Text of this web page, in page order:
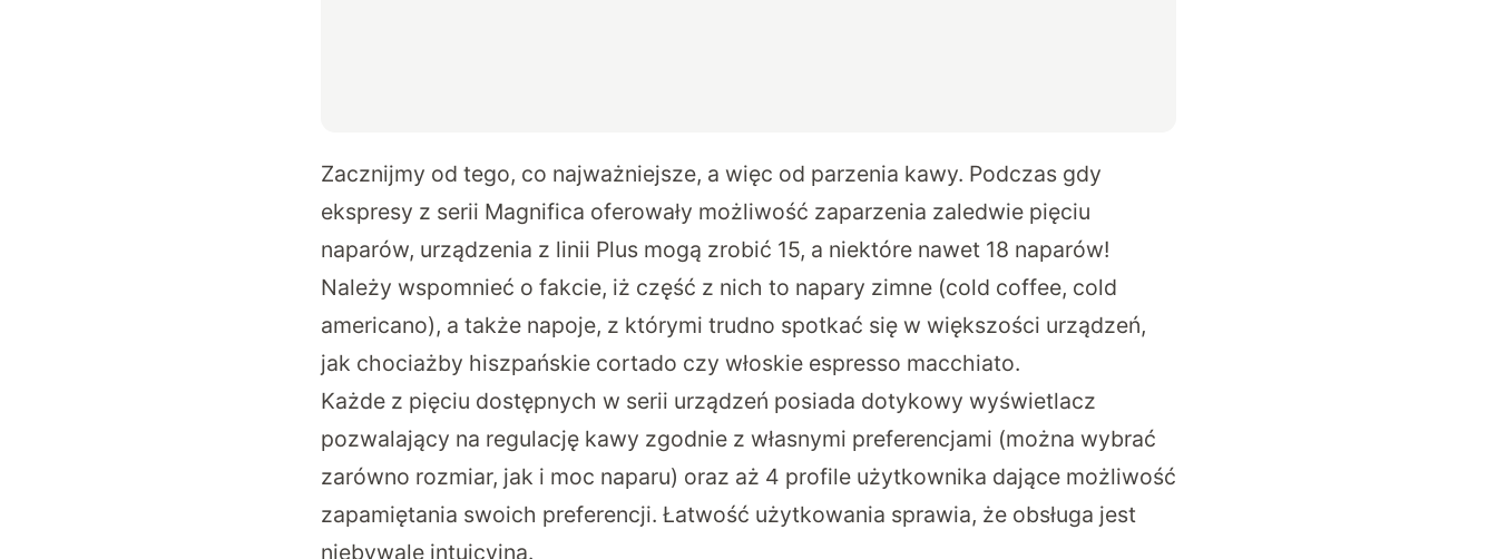
Zacznijmy od tego, co najważniejsze, a więc od parzenia kawy. Podczas gdy
ekspresy z serii Magnifica oferowały możliwość zaparzenia zaledwie pięciu
naparów, urządzenia z linii Plus mogą zrobić 15, a niektóre nawet 18 naparów!
Należy wspomnieć o fakcie, iż część z nich to napary zimne (cold coffee, cold
americano), a także napoje, z którymi trudno spotkać się w większości urządzeń,
jak chociażby hiszpańskie cortado czy włoskie espresso macchiato.
Każde z pięciu dostępnych w serii urządzeń posiada dotykowy wyświetlacz
pozwalający na regulację kawy zgodnie z własnymi preferencjami (można wybrać
zarówno rozmiar, jak i moc naparu) oraz aż 4 profile użytkownika dające możliwość
zapamiętania swoich preferencji. Łatwość użytkowania sprawia, że obsługa jest
niebywale intuicyjna.